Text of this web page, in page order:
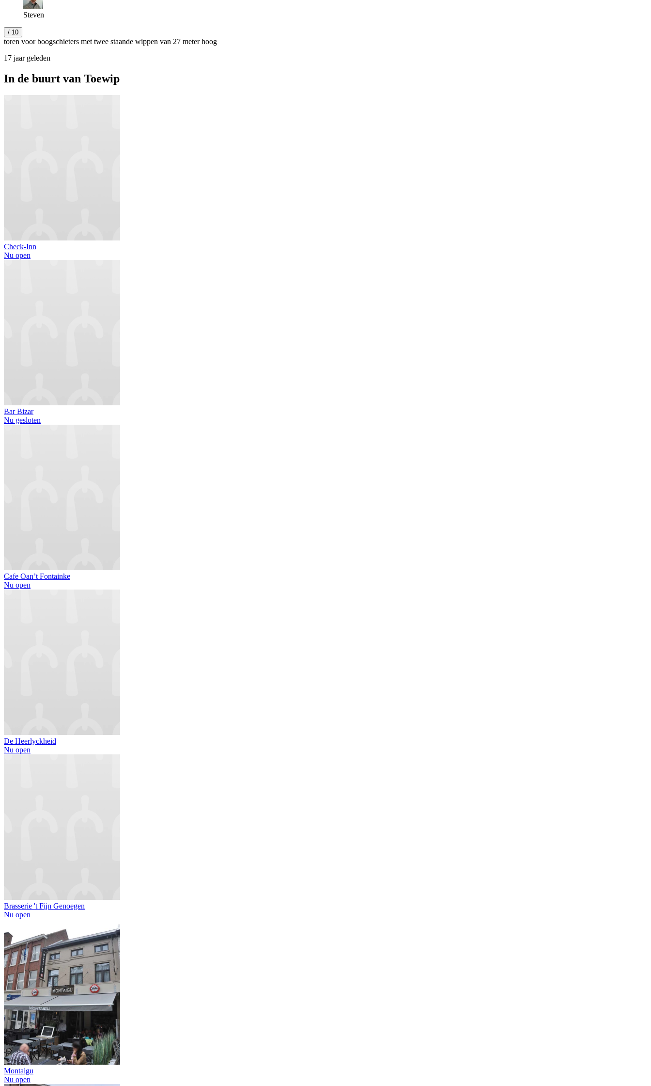
Steven
/ 10
toren voor boogschieters met twee staande wippen van 27 meter hoog
17 jaar geleden
In de buurt van Toewip
Check-Inn
Nu open
Bar Bizar
Nu gesloten
Cafe Oan’t Fontainke
Nu open
De Heerlyckheid
Nu open
Brasserie 't Fijn Genoegen
Nu open
Montaigu
Nu open